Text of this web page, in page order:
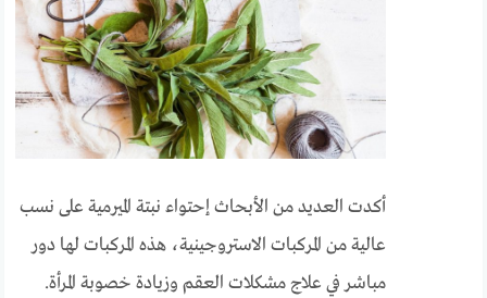
أكدت العديد من الأبحاث إحتواء نبتة الميرمية على نسب
عالية من المركبات الاستروجينية، هذه المركبات لها دور
مباشر في علاج مشكلات العقم وزيادة خصوبة المرأة.